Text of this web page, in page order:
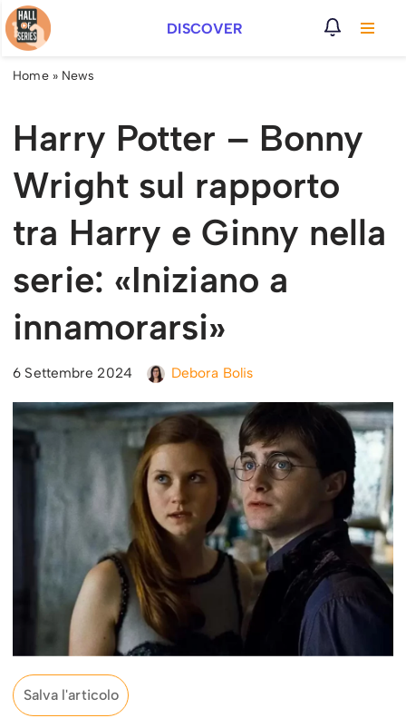
Vai
al
DISCOVER
Home» News
Harry Potter – Bonny
Wright sul rapporto
tra Harry e Ginny nella
serie: «Iniziano a
innamorarsi»
6 Settembre 2024 Debora Bolis
Salva l'articolo